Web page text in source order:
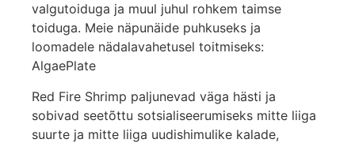
valgutoiduga ja muul juhul rohkem taimse
toiduga. Meie näpunäide puhkuseks ja
loomadele nädalavahetusel toitmiseks:
AlgaePlate
Red Fire Shrimp paljunevad väga hästi ja
sobivad seetõttu sotsialiseerumiseks mitte liiga
suurte ja mitte liiga uudishimulike kalade,